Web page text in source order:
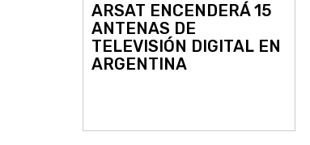
ARSAT ENCENDERÁ 15
ANTENAS DE
TELEVISIÓN DIGITAL EN
ARGENTINA